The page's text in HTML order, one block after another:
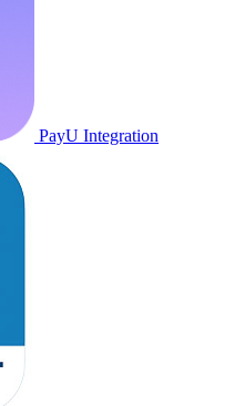
PayU Integration